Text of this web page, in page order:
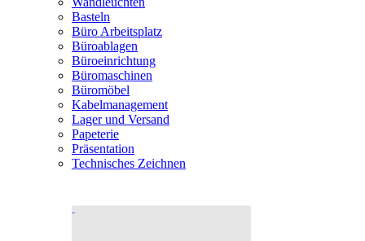
Basteln
Büro Arbeitsplatz
Büroablagen
Büroeinrichtung
Büromaschinen
Büromöbel
Kabelmanagement
Lager und Versand
Papeterie
Präsentation
Technisches Zeichnen